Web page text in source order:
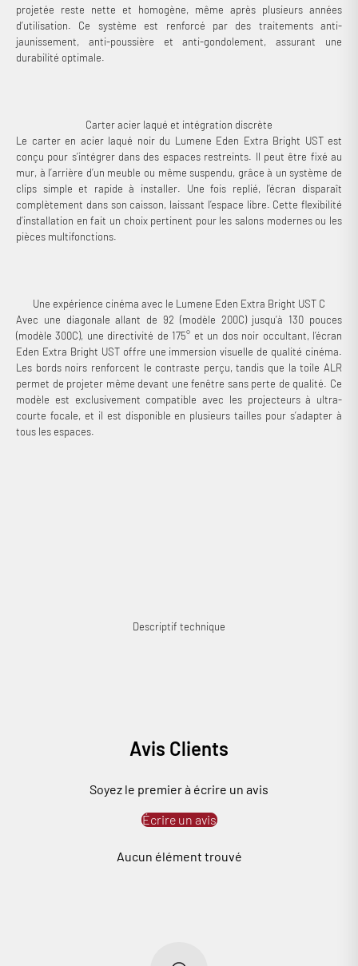
projetée reste nette et homogène, même après plusieurs années
d’utilisation. Ce système est renforcé par des traitements anti-
jaunissement, anti-poussière et anti-gondolement, assurant une
durabilité optimale.
Carter acier laqué et intégration discrète
Le carter en acier laqué noir du Lumene Eden Extra Bright UST est
conçu pour s’intégrer dans des espaces restreints. Il peut être fixé au
mur, à l’arrière d’un meuble ou même suspendu, grâce à un système de
clips simple et rapide à installer. Une fois replié, l’écran disparaît
complètement dans son caisson, laissant l’espace libre. Cette flexibilité
d’installation en fait un choix pertinent pour les salons modernes ou les
pièces multifonctions.
Une expérience cinéma avec le Lumene Eden Extra Bright UST C
Avec une diagonale allant de 92 (modèle 200C) jusqu’à 130 pouces
(modèle 300C), une directivité de 175° et un dos noir occultant, l’écran
Eden Extra Bright UST offre une immersion visuelle de qualité cinéma.
Les bords noirs renforcent le contraste perçu, tandis que la toile ALR
permet de projeter même devant une fenêtre sans perte de qualité. Ce
modèle est exclusivement compatible avec les projecteurs à ultra-
courte focale, et il est disponible en plusieurs tailles pour s’adapter à
tous les espaces.
Descriptif technique
Avis Clients
Soyez le premier à écrire un avis
Écrire un avis
Aucun élément trouvé